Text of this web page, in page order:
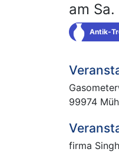
am
Antik-
99974
firma Singh